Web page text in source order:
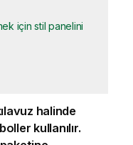
için stil panelini
halinde
kullanılır.